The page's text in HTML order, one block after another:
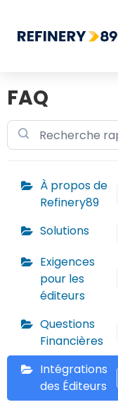
FAQ
À propos de
Refinery89
Solutions
Exigences
pour les
éditeurs
Questions
Financières
Intégrations
des Éditeurs